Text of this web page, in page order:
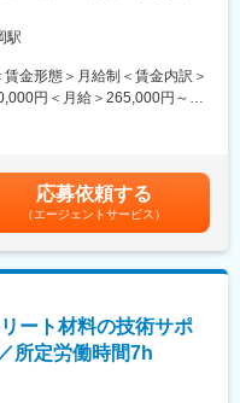
、開発力と提案力、さらに国
武器とし、大手食品会社や化
としたお取引先に対し食用油
造しています。
ーム、サプリメントや化粧品
ゴムにも当社の製品が添加さ
化粧品のパッケージがあれ
しかしたらそれは、私たちが
型の技術支援を行っていただ
原料提案にとどまらず、（押
を通じて、（チューブ・射出
的に解決することが主な役割
の整備にも携わっていただき
定と実行
的に強化していくための戦略
駅
金形態＞月給制＜賃金内訳＞
円＜月給＞265,000円～
通じて上下する可能性があり
た表記です。
応募依頼する
（エージェントサービス）
ート材料の技術サポ
所定労働時間7h